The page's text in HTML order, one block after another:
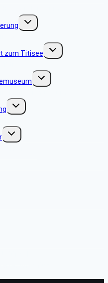
Untermenü
umschalten
zum Titisee
Untermenü
umschalten
Untermenü
umschalten
Untermenü
umschalten
Untermenü
umschalten